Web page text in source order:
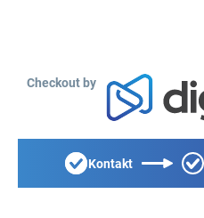
Checkout by
Kontakt